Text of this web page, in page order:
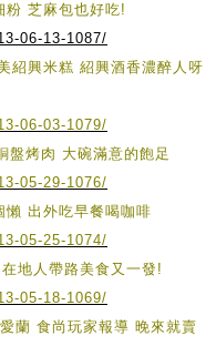
粉 芝麻包也好吃!
06-13-1087/
紹興米糕 紹興酒香濃醉人呀
06-03-1079/
盤烤肉 大碗滿意的飽足
05-29-1076/
懶 出外吃早餐喝咖啡
05-25-1074/
地人帶路美食又一發!
05-18-1069/
蘭 食尚玩家報導 晚來就賣